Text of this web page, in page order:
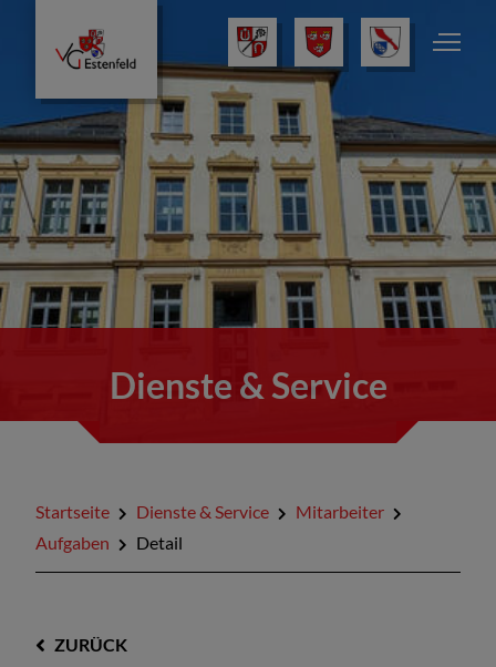
Dienste & Service
Startseite Dienste & Service
Mitarbeiter
Aufgaben
Detail
ZURÜCK